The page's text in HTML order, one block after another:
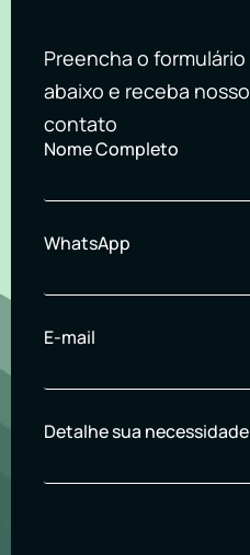
Preencha o formulário
abaixo e receba nosso
contato
Nome Completo
WhatsApp
E-mail
Detalhe sua necessidade